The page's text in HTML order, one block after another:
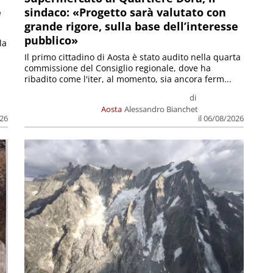
sindaco: «Progetto sarà valutato con
grande rigore, sulla base dell’interesse
pubblico»
Aosta
di
Alessandro Bianchet
il 06/08/2026
Il primo cittadino di Aosta è stato audito nella quarta
commissione del Consiglio regionale, dove ha
ribadito come l'iter, al momento, sia ancora ferm...